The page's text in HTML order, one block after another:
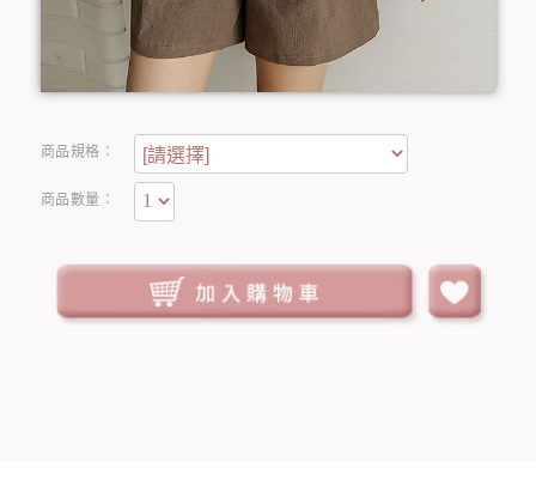
商品規格：
商品數量：